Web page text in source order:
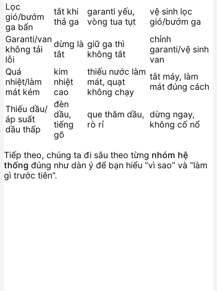
Lọc
gió/bướm
ga bẩn
tắt khi
thả ga
garanti yếu,
vòng tua tụt
vệ sinh lọc
gió/bướm ga
Garanti/van
không tải
lỗi
dừng là
tắt
giữ ga thì
không tắt
chỉnh
garanti/vệ sinh
van
Quá
nhiệt/làm
mát kém
kim
nhiệt
cao
thiếu nước làm
mát, quạt
không chạy
tắt máy, làm
mát đúng cách
Thiếu dầu/
áp suất
dầu thấp
đèn
dầu,
tiếng
gõ
que thăm dầu,
rò rỉ
dừng ngay,
không cố nổ
Tiếp theo, chúng ta đi sâu theo từng nhóm hệ
thống đúng như dàn ý để bạn hiểu “vì sao” và “làm
gì trước tiên”.